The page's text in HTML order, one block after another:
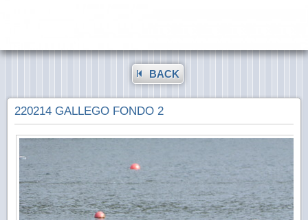
BACK
220214 GALLEGO FONDO 2